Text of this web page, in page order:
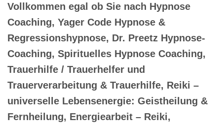
Vollkommen egal ob Sie nach Hypnose
Coaching, Yager Code Hypnose &
Regressionshypnose, Dr. Preetz Hypnose-
Coaching, Spirituelles Hypnose Coaching,
Trauerhilfe / Trauerhelfer und
Trauerverarbeitung & Trauerhilfe, Reiki –
universelle Lebensenergie: Geistheilung &
Fernheilung, Energiearbeit – Reiki,